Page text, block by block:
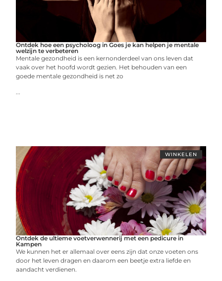
Ontdek hoe een psycholoog in Goes je kan helpen je mentale
welzijn te verbeteren
Mentale gezondheid is een kernonderdeel van ons leven dat
vaak over het hoofd wordt gezien. Het behouden van een
goede mentale gezondheid is net zo
...
WINKELEN
Ontdek de ultieme voetverwennerij met een pedicure in
Kampen
We kunnen het er allemaal over eens zijn dat onze voeten ons
door het leven dragen en daarom een beetje extra liefde en
aandacht verdienen.